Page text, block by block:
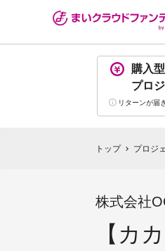
購入型
プロ
リターンが届
トップ chevron_right プロジ
株式会社
【カ